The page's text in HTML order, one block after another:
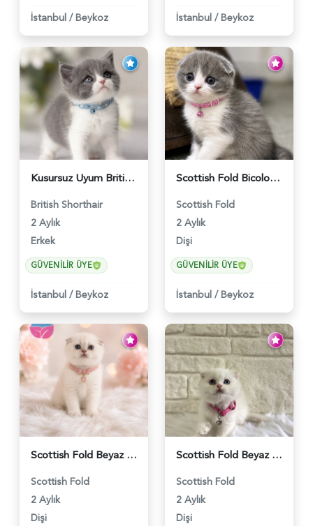
İstanbul / Beykoz İstanbul / Beykoz
Kusursuz Uyum British Shorthair Bi Color Erkek - 6011
British Shorthair
2 Aylık
Erkek
GÜVENILIR ÜYE
İstanbul / Beykoz
Scottish Fold Bicolor Lilac Dişi - 6014
Scottish Fold
2 Aylık
Dişi
GÜVENILIR ÜYE
İstanbul / Beykoz
Scottish Fold Beyaz Güzellik 2 Aylık - 4690
Scottish Fold
2 Aylık
Dişi
Scottish Fold Beyaz Dişi Baby Face 2 Aylık - 3704
Scottish Fold
2 Aylık
Dişi